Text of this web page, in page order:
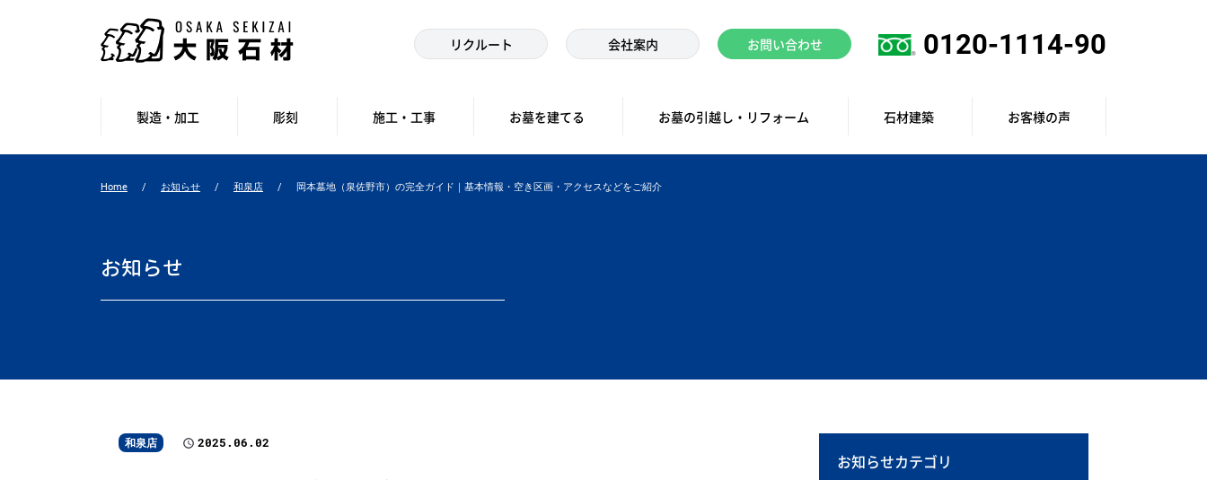
リクルート 会社案内 お問い合わせ 0120-1114-90
製造・加工 彫刻 施工・工事 お墓を建てる お墓の引越し・リフォーム 石材建築 お客様の声
Home お知らせ 和泉店 岡本墓地（泉佐野市）の完全ガイド｜基本情報・空き区画・アクセスなどをご紹介
お知らせ
和泉店 2025.06.02
お知らせカテゴリ